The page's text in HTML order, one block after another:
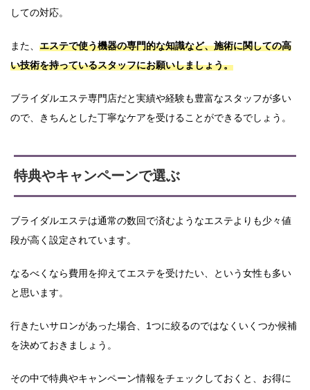
しての対応。
また、 エステで使う機器の専門的な知識など、施術に関しての高
い技術を持っているスタッフにお願いしましょう。
ブライダルエステ専門店だと実績や経験も豊富なスタッフが多い
ので、きちんとした丁寧なケアを受けることができるでしょう。
特典やキャンペーンで選ぶ
ブライダルエステは通常の数回で済むようなエステよりも少々値
段が高く設定されています。
なるべくなら費用を抑えてエステを受けたい、という女性も多い
と思います。
行きたいサロンがあった場合、1つに絞るのではなくいくつか候補
を決めておきましょう。
その中で特典やキャンペーン情報をチェックしておくと、お得に